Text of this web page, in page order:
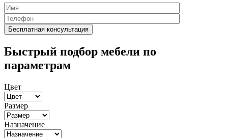
Быстрый подбор мебели по
параметрам
Цвет
Размер
Назначение